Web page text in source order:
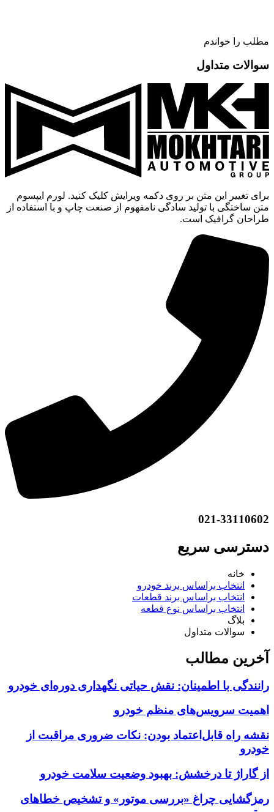
مطلب را خواندم
سوالات متداول
برای تغییر این متن بر روی دکمه ویرایش کلیک کنید. لورم ایپسوم
متن ساختگی با تولید سادگی نامفهوم از صنعت چاپ و با استفاده از
طراحان گرافیک است.
021-33110602
دسترسی سریع
خانه
انتخاب براساس برند خودرو
انتخاب براساس برند قطعات
انتخاب براساس نوع قطعه
بلاگ
سوالات متداول
آخرین مطالب
رانندگی با اطمینان: نقش حیاتی نگهداری دوره‌ای خودرو
اهمیت سرویس‌های منظم خودرو
نقشه راه قابل‌اعتماد بودن: نکات ضروری مراقبت از
خودرو
از گاراژ تا درخشش: بهبود وضعیت سلامت خودرو
رمزگشایی چراغ «بررسی موتور» و تشخیص خطاهای